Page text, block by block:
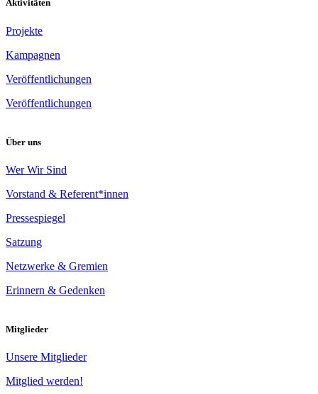
Aktivitäten
Projekte
Kampagnen
Veröffentlichungen
Veröffentlichungen
Über uns
Wer Wir Sind
Vorstand & Referent*innen
Pressespiegel
Satzung
Netzwerke & Gremien
Erinnern & Gedenken
Mitglieder
Unsere Mitglieder
Mitglied werden!